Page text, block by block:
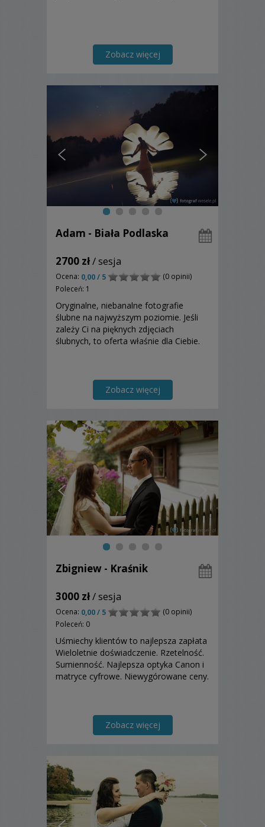
Zobacz więcej
Adam - Biała Podlaska
2700 zł/ sesja
Ocena: 0,00 / 5
(0 opinii)
Poleceń: 1
Oryginalne, niebanalne fotografie
ślubne na najwyższym poziomie. Jeśli
zależy Ci na pięknych zdjęciach
ślubnych, to oferta właśnie dla Ciebie.
Zobacz więcej
Zbigniew - Kraśnik
3000 zł/ sesja
Ocena: 0,00 / 5
(0 opinii)
Poleceń: 0
Uśmiechy klientów to najlepsza zapłata
Wieloletnie doświadczenie. Rzetelność.
Sumienność. Najlepsza optyka Canon i
matryce cyfrowe. Niewygórowane ceny.
Zobacz więcej